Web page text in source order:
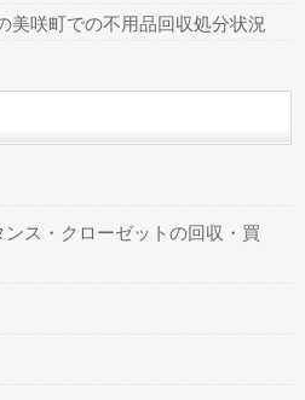
美咲町での不用品回収処分状況
ス・クローゼットの回収・買